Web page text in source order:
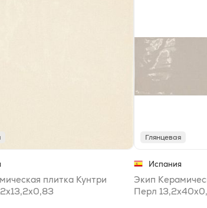
плитка Кунтри
Глянцевая
Испания
Экип
Перл